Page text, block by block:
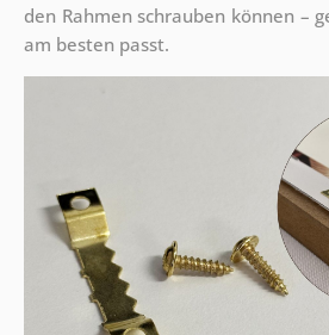
den Rahmen schrauben können –
am besten passt.